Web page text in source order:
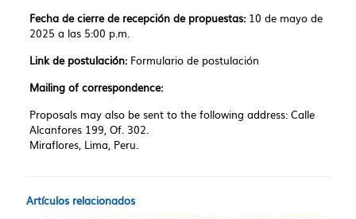
Fecha de cierre de recepción de propuestas: 10 de mayo de
2025 a las 5:00 p.m.
Link de postulación:Formulario de postulación
Mailing of correspondence:
Proposals may also be sent to the following address: Calle
Alcanfores 199, Of. 302.
Miraflores, Lima, Peru.
Artículos relacionados